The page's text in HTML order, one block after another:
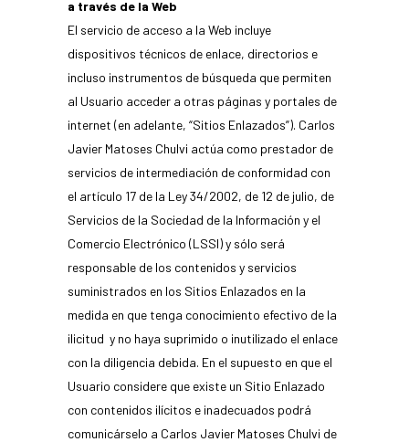
a través de la Web
El servicio de acceso a la Web incluye
dispositivos técnicos de enlace, directorios e
incluso instrumentos de búsqueda que permiten
al Usuario acceder a otras páginas y portales de
internet (en adelante, “Sitios Enlazados”). Carlos
Javier Matoses Chulvi actúa como prestador de
servicios de intermediación de conformidad con
el artículo 17 de la Ley 34/2002, de 12 de julio, de
Servicios de la Sociedad de la Información y el
Comercio Electrónico (LSSI) y sólo será
responsable de los contenidos y servicios
suministrados en los Sitios Enlazados en la
medida en que tenga conocimiento efectivo de la
ilicitud y no haya suprimido o inutilizado el enlace
con la diligencia debida. En el supuesto en que el
Usuario considere que existe un Sitio Enlazado
con contenidos ilícitos e inadecuados podrá
comunicárselo a Carlos Javier Matoses Chulvi de